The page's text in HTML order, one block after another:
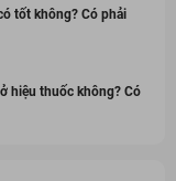
tốt không? Có phải
hiệu thuốc không? Có